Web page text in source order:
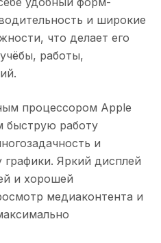
и широкие
что делает его
работы,
процессором Apple
быструю работу
и
Яркий дисплей
и хорошей
медиаконтента и